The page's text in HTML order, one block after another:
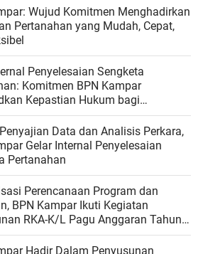
Wujud Komitmen Menghadirkan
Pertanahan yang Mudah, Cepat,
Penyelesaian Sengketa
Komitmen BPN Kampar
Kepastian Hukum bagi
Data dan Analisis Perkara,
Gelar Internal Penyelesaian
Pertanahan
Perencanaan Program dan
BPN Kampar Ikuti Kegiatan
RKA-K/L Pagu Anggaran Tahun
Hadir Dalam Penyusunan